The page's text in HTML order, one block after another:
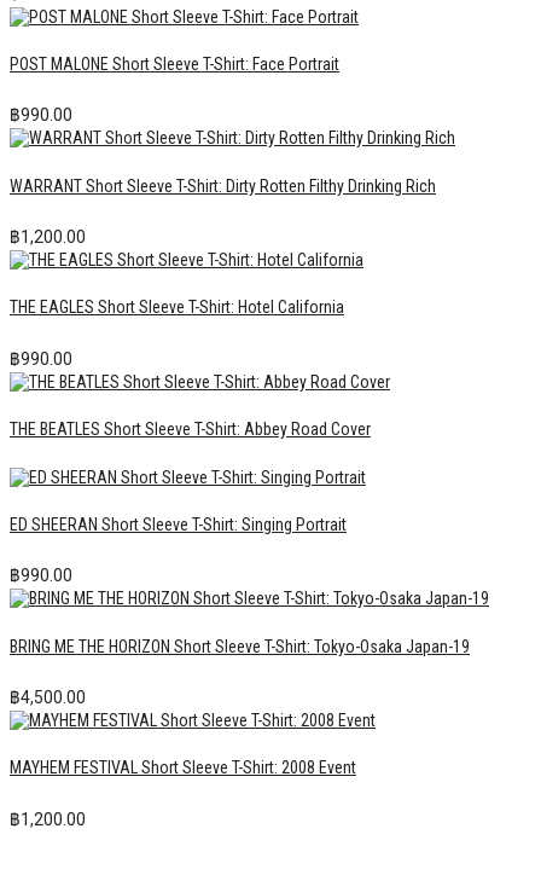
POST MALONE Short Sleeve T-Shirt: Face Portrait
฿990.00
WARRANT Short Sleeve T-Shirt: Dirty Rotten Filthy Drinking Rich
฿1,200.00
THE EAGLES Short Sleeve T-Shirt: Hotel California
฿990.00
THE BEATLES Short Sleeve T-Shirt: Abbey Road Cover
ED SHEERAN Short Sleeve T-Shirt: Singing Portrait
฿990.00
BRING ME THE HORIZON Short Sleeve T-Shirt: Tokyo-Osaka Japan-19
฿4,500.00
MAYHEM FESTIVAL Short Sleeve T-Shirt: 2008 Event
฿1,200.00